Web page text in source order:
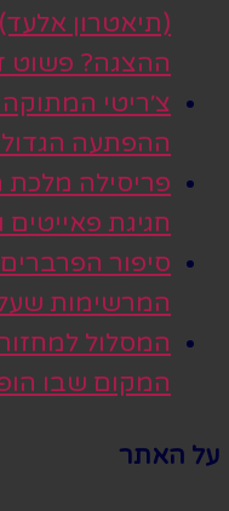
(תיאטרון
ההצגה? פשוט
צ׳ריטי
ההפתעה
פריסילה
חגיגת פאייטים
סיפור
המרשימות
המסלול
המקום שבו
על האתר